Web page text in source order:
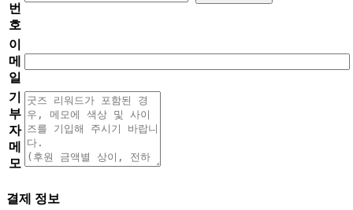
번
호
이
메
일
기
부
자
메
모
결제 정보